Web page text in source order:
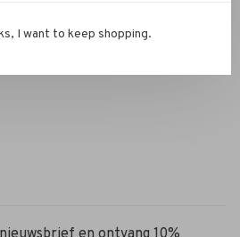
I want to keep shopping.